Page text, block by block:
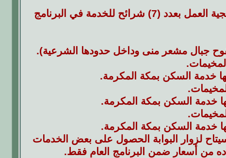
وفي موسم حج هذا العام 1437 اعتمدت وزارة الحج والعمرة منهجية العمل بعدد (7) شرائح للخدمة في البرنامج
جبال مشعر منى وداخل حدودها الشرعية).
خدمة السكن بمكة المكرمة.
خدمة السكن بمكة المكرمة.
خدمة السكن بمكة المكرمة.
لزوار البوابة الحصول على بعض الخدمات
من أسعار ضمن البرنامج العام فقط.